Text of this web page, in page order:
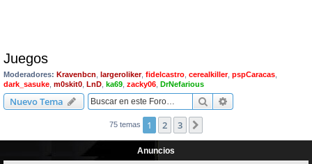
Juegos
Moderadores: Kravenbcn largeroliker, fidelcastro cerealkiller, pspCaracas
dark_sasuke m0skit0 LnD ka69 zacky06 DrNefarious
Nuevo Tema Buscar
75 temas 1 2 3
Anuncios